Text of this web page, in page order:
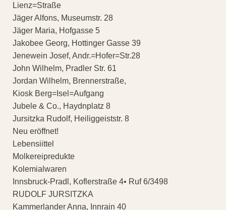
Lienz=Straße
Jäger Alfons, Museumstr. 28
Jäger Maria, Hofgasse 5
Jakobee Georg, Hottinger Gasse 39
Jenewein Josef, Andr.=Hofer=Str.28
John Wilhelm, Pradler Str. 61
Jordan Wilhelm, Brennerstraße,
Kiosk Berg=Isel=Aufgang
Jubele & Co., Haydnplatz 8
Jursitzka Rudolf, Heiliggeiststr. 8
Neu eröffnet!
Lebensiittel
Molkereipredukte
Kolemialwaren
Innsbruck-Pradl, Koflerstraße 4• Ruf 6/3498
RUDOLF JURSITZKA
Kammerlander Anna, Innrain 40